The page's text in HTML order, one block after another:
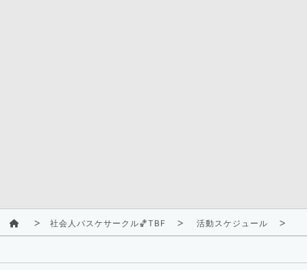
社会人バスケサークル🏀TBF 活動スケジュール